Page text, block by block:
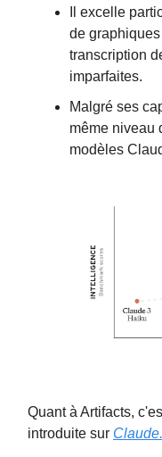
Il excelle
de
transcription
imparfaites.
Malgré ses
même niveau
modèles
Quant à Artifacts,
introduite sur